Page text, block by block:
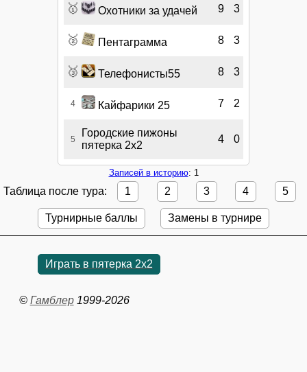
🥇 Охотники за удачей 9 3
🥈 Пентаграмма 8 3
🥉 Телефонисты55 8 3
4 Кайфарики 25 7 2
5
Городские пижоны
пятерка 2х2
4 0
Записей в историю: 1
Таблица после тура: 1 2 3 4 5
Турнирные баллы Замены в турнире
Играть в пятерка 2x2
© Гамблер1999-2026